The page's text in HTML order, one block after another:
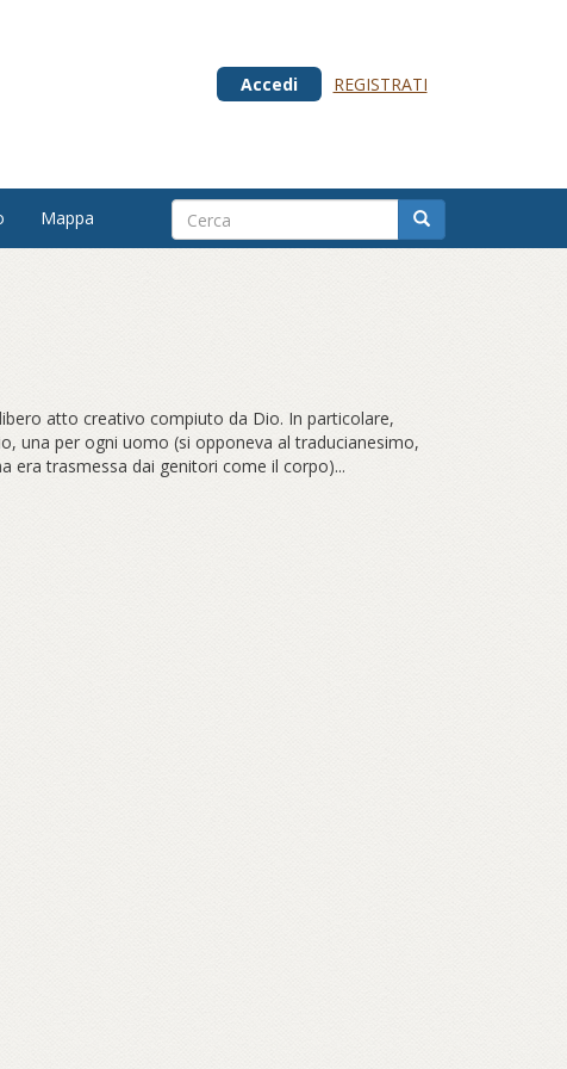
Accedi REGISTRATI
Mappa
atto creativo compiuto da Dio. In particolare,
una per ogni uomo (si opponeva al traducianesimo,
era trasmessa dai genitori come il corpo)...